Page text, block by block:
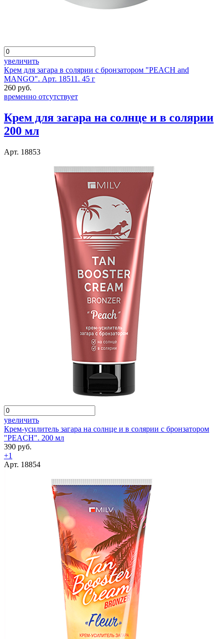
увеличить
Крем для загара в солярии с бронзатором "PEACH and
MANGO". Арт. 18511. 45 г
260 руб.
временно отсутствует
Крем для загара на солнце и в солярии
200 мл
Арт. 18853
увеличить
Крем-усилитель загара на солнце и в солярии с бронзатором
"PEACH". 200 мл
390 руб.
+1
Арт. 18854